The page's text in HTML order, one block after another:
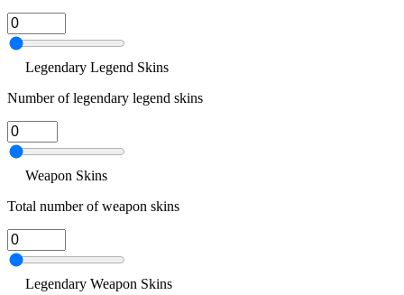
Legendary Legend Skins
Number of legendary legend skins
Weapon Skins
Total number of weapon skins
Legendary Weapon Skins